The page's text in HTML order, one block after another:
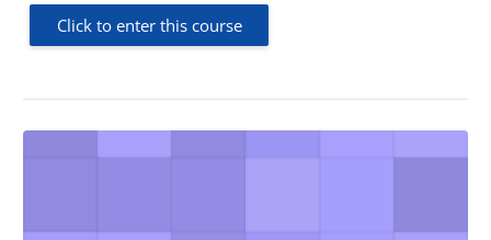
Click to enter this course